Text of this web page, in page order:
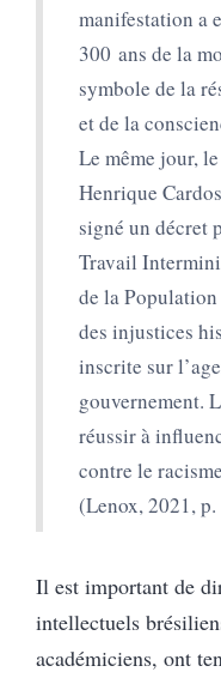
manifestation a
300 ans de la
symbole de la
et de la
Le même jour,
Henrique
signé un décret
Travail
de la
des injustices
inscrite sur
gouvernement.
réussir à
contre le
(Lenox, 2021,
Il est important de
intellectuels
académiciens, ont